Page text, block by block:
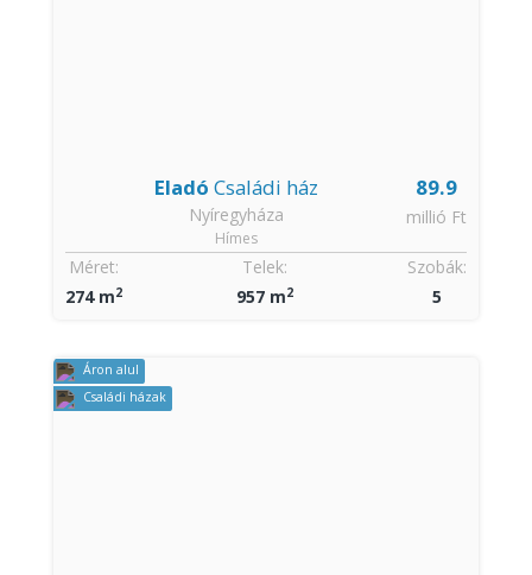
89.9
millió Ft
Eladó Családi ház
Nyíregyháza
Hímes
Szobák:
5
Méret:
274 m2
Telek:
957 m2
Áron alul
Családi házak